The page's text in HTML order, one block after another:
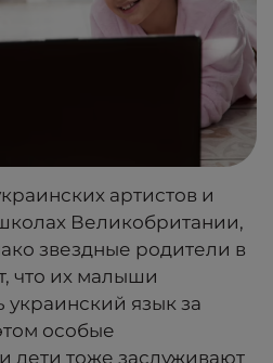
артистов и
Великобритании,
звездные родители в
что их малыши
украинский язык за
особые
дети тоже заслуживают